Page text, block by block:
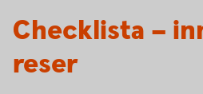
Checklista –
reser